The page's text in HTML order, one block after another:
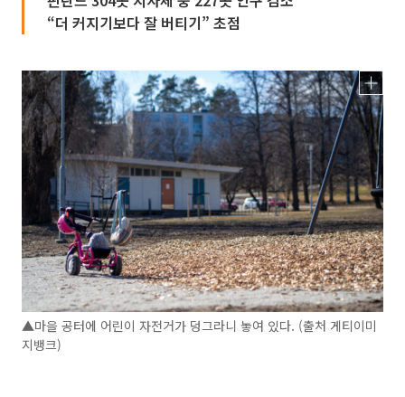
“더 커지기보다 잘 버티기” 초점
▲마을 공터에 어린이 자전거가 덩그라니 놓여 있다. (출처 게티이미
지뱅크)